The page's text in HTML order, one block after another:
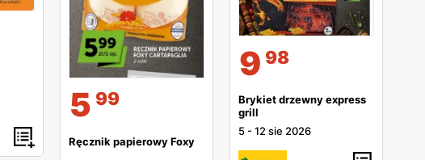
5 99
Ręcznik papierowy Foxy
9 98
Brykiet drzewny express
grill
5 -12 sie 2026